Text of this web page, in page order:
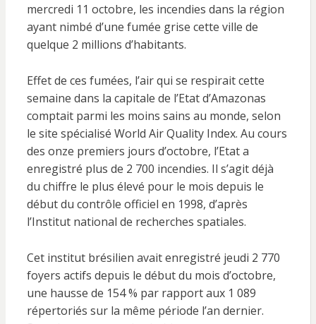
mercredi 11 octobre, les incendies dans la région
ayant nimbé d’une fumée grise cette ville de
quelque 2 millions d’habitants.
Effet de ces fumées, l’air qui se respirait cette
semaine dans la capitale de l’Etat d’Amazonas
comptait parmi les moins sains au monde, selon
le site spécialisé World Air Quality Index. Au cours
des onze premiers jours d’octobre, l’Etat a
enregistré plus de 2 700 incendies. Il s’agit déjà
du chiffre le plus élevé pour le mois depuis le
début du contrôle officiel en 1998, d’après
l’Institut national de recherches spatiales.
Cet institut brésilien avait enregistré jeudi 2 770
foyers actifs depuis le début du mois d’octobre,
une hausse de 154 % par rapport aux 1 089
répertoriés sur la même période l’an dernier.